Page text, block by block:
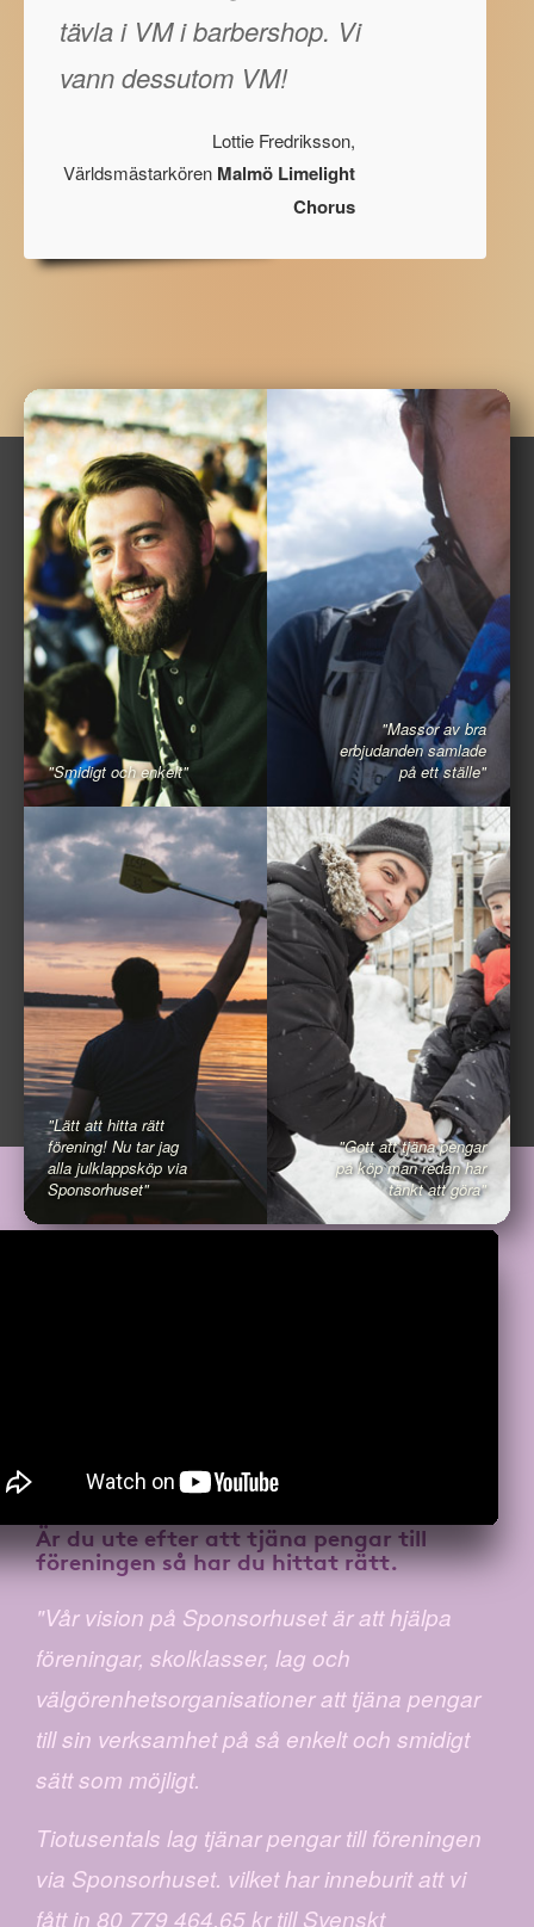
tävla i VM i barbershop. Vi
vann dessutom VM!
Lottie Fredriksson,
Världsmästarkören Malmö Limelight
Chorus
"Smidigt och enkelt"
"Massor av bra
erbjudanden samlade
på ett ställe"
"Lätt att hitta rätt
förening! Nu tar jag
alla julklappsköp via
Sponsorhuset"
"Gott att tjäna pengar
på köp man redan har
tänkt att göra"
Är du ute efter atttjäna pengar till
föreningenså har du hittat rätt.
"Vår vision på Sponsorhuset är att hjälpa
föreningar, skolklasser, lag och
välgörenhetsorganisationer att tjäna pengar
till sin verksamhet på så enkelt och smidigt
sätt som möjligt.
Tiotusentals lag tjänar pengar till föreningen
via Sponsorhuset. vilket har inneburit att vi
fått in 80 779 464,65 kr till Svenskt